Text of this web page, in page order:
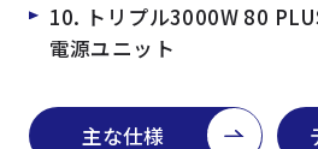
10. トリプル3000W 80
電源ユニット
主な仕様